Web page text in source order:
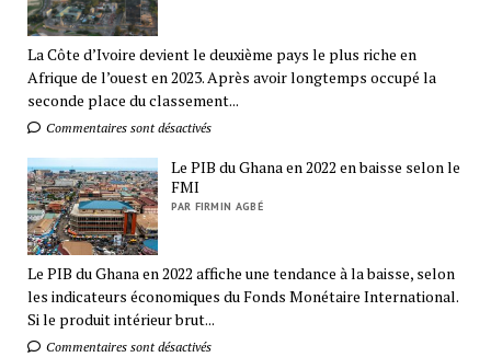
La Côte d’Ivoire devient le deuxième pays le plus riche en
Afrique de l’ouest en 2023. Après avoir longtemps occupé la
seconde place du classement...
Commentaires sont désactivés
Le PIB du Ghana en 2022 en baisse selon le
FMI
PAR FIRMIN AGBÉ
Le PIB du Ghana en 2022 affiche une tendance à la baisse, selon
les indicateurs économiques du Fonds Monétaire International.
Si le produit intérieur brut...
Commentaires sont désactivés